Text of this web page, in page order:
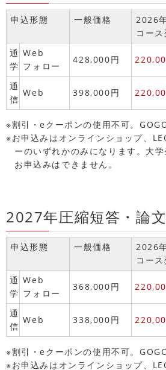
申込形態 一般価格
2026
コー
通
学
Web
フォロー
428,000円
通
信
Web 398,000円
※割引・eクーポンの使用不可。
※お申込みはオンラインショップ、
ーのいずれかのみになります。大
お申込みはできません。
2027年圧縮短答・論
申込形態 一般価格
2026
コー
通
学
Web
フォロー
368,000円
通
信
Web 338,000円
※割引・eクーポンの使用不可。
※お申込みはオンラインショップ、